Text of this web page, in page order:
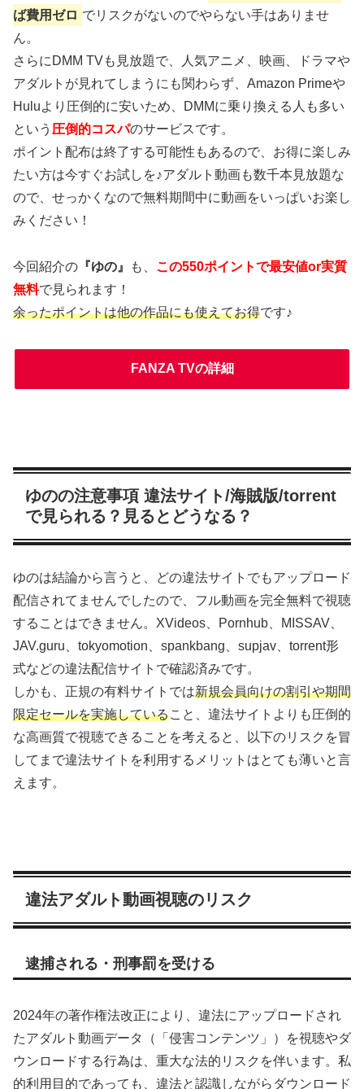
ば費用ゼロ でリスクがないのでやらない手はありませ
ん。
さらにDMM TVも見放題で、人気アニメ、映画、ドラマや
アダルトが見れてしまうにも関わらず、Amazon Primeや
Huluより圧倒的に安いため、DMMに乗り換える人も多い
という 圧倒的コスパのサービスです。
ポイント配布は終了する可能性もあるので、お得に楽しみ
たい方は今すぐお試しを♪アダルト動画も数千本見放題な
ので、せっかくなので無料期間中に動画をいっぱいお楽し
みください！
今回紹介の 『ゆの』 も、 この550ポイントで最安値or実質
無料で見られます！
余ったポイントは他の作品にも使えてお得です♪
FANZA TVの詳細
ゆのの注意事項 違法サイト/海賊版/torrent
で見られる？見るとどうなる？
ゆのは結論から言うと、どの違法サイトでもアップロード
配信されてませんでしたので、フル動画を完全無料で視聴
することはできません。XVideos、Pornhub、MISSAV、
JAV.guru、tokyomotion、spankbang、supjav、torrent形
式などの違法配信サイトで確認済みです。
しかも、正規の有料サイトでは新規会員向けの割引や期間
限定セールを実施していること、違法サイトよりも圧倒的
な高画質で視聴できることを考えると、以下のリスクを冒
してまで違法サイトを利用するメリットはとても薄いと言
えます。
違法アダルト動画視聴のリスク
逮捕される・刑事罰を受ける
2024年の著作権法改正により、違法にアップロードされ
たアダルト動画データ（「侵害コンテンツ」）を視聴やダ
ウンロードする行為は、重大な法的リスクを伴います。私
的利用目的であっても、違法と認識しながらダウンロード